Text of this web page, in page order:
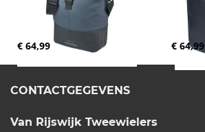
€ 64,99 € 64,99
CONTACTGEGEVENS
Van Rijswijk Tweewielers